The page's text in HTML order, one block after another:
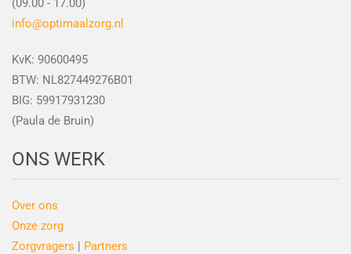
(09.00 - 17.00)
info@optimaalzorg.nl
KvK: 90600495
BTW: NL827449276B01
BIG: 59917931230
(Paula de Bruin)
ONS WERK
Over ons
Onze zorg
Zorgvragers | Partners